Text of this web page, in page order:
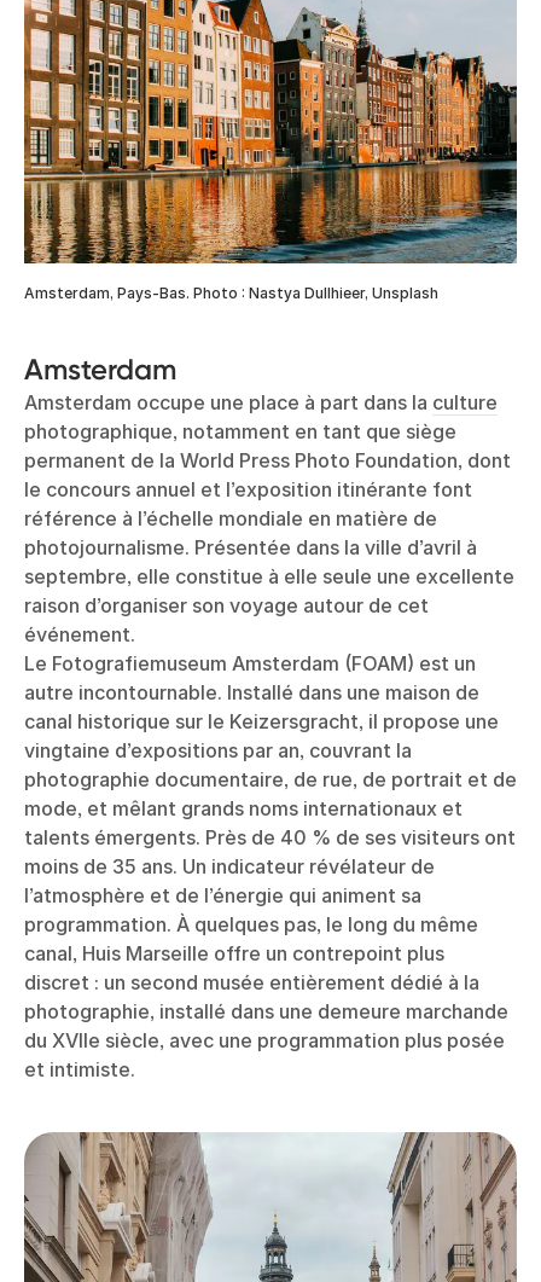
Amsterdam, Pays-Bas. Photo : Nastya Dullhieer, Unsplash
Amsterdam
Amsterdam occupe une place à part dans la culture
photographique, notamment en tant que siège
permanent de la World Press Photo Foundation, dont
le concours annuel et l’exposition itinérante font
référence à l’échelle mondiale en matière de
photojournalisme. Présentée dans la ville d’avril à
septembre, elle constitue à elle seule une excellente
raison d’organiser son voyage autour de cet
événement.
Le Fotografiemuseum Amsterdam (FOAM) est un
autre incontournable. Installé dans une maison de
canal historique sur le Keizersgracht, il propose une
vingtaine d’expositions par an, couvrant la
photographie documentaire, de rue, de portrait et de
mode, et mêlant grands noms internationaux et
talents émergents. Près de 40 % de ses visiteurs ont
moins de 35 ans. Un indicateur révélateur de
l’atmosphère et de l’énergie qui animent sa
programmation. À quelques pas, le long du même
canal, Huis Marseille offre un contrepoint plus
discret : un second musée entièrement dédié à la
photographie, installé dans une demeure marchande
du XVIIe siècle, avec une programmation plus posée
et intimiste.